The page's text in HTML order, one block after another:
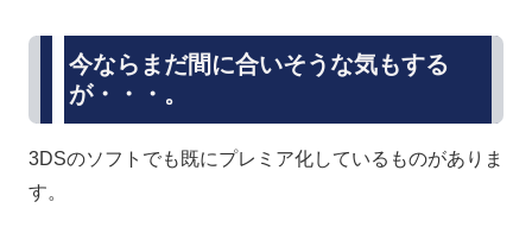
今ならまだ間に合いそうな気もする
が・・・。
3DSのソフトでも既にプレミア化しているものがありま
す。